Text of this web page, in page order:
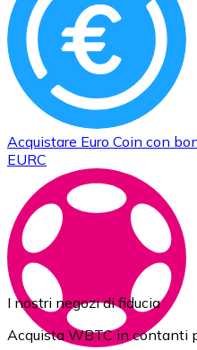
Acquistare Euro Coin con
EURC
I nostri negozi di fiducia
Acquista WBTC in contanti